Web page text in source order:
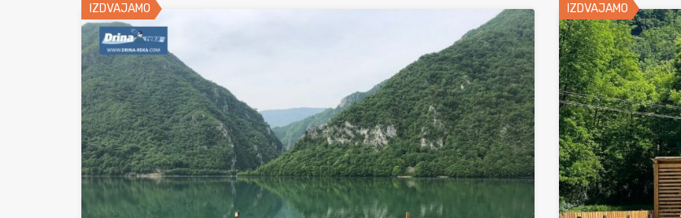
IZDVAJAMO IZDVAJAMO